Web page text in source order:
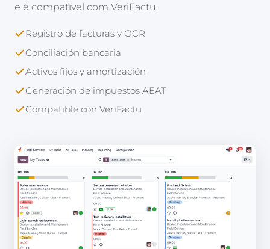
e é compatível com VeriFactu.
Registro de facturas y OCR
Conciliación bancaria
Activos fijos y amortización
Generación de impuestos AEAT
Compatible con VeriFactu